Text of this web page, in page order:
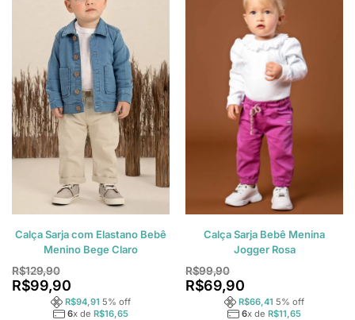
Calça Sarja com Elastano Bebê
Menino Bege Claro
R$129,90
R$99,90
R$94,91 5% off
6x de R$16,65
Calça Sarja Bebê Menina
Jogger Rosa
R$99,90
R$69,90
R$66,41 5% off
6x de R$11,65